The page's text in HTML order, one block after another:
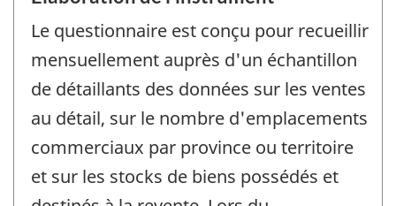
Le questionnaire est conçu pour recueillir
mensuellement auprès d'un échantillon
de détaillants des données sur les ventes
au détail, sur le nombre d'emplacements
commerciaux par province ou territoire
et sur les stocks de biens possédés et